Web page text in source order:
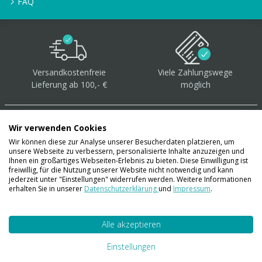
Versandkostenfreie
Lieferung ab 100,- €
Viele Zahlungswege
möglich
Über 40.000 Artikel auf
Lager
Wir verwenden Cookies
Wir können diese zur Analyse unserer Besucherdaten platzieren, um
unsere Webseite zu verbessern, personalisierte Inhalte anzuzeigen und
Ihnen ein großartiges Webseiten-Erlebnis zu bieten. Diese Einwilligung ist
freiwillig, für die Nutzung unserer Website nicht notwendig und kann
jederzeit unter "Einstellungen" widerrufen werden. Weitere Informationen
erhalten Sie in unserer Datenschutzerklärungund Impressum.
Alle akzeptieren
Einstellungen